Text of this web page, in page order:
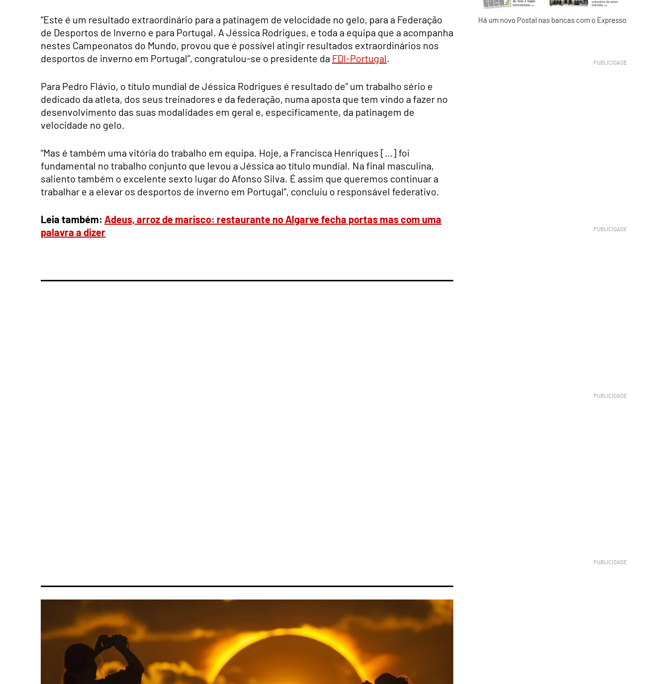
“Este é um resultado extraordinário para a patinagem de velocidade no gelo, para a Federação
de Desportos de Inverno e para Portugal. A Jéssica Rodrigues, e toda a equipa que a acompanha
nestes Campeonatos do Mundo, provou que é possível atingir resultados extraordinários nos
desportos de inverno em Portugal”, congratulou-se o presidente da FDI-Portugal
Para Pedro Flávio, o título mundial de Jéssica Rodrigues é resultado de” um trabalho sério e
dedicado da atleta, dos seus treinadores e da federação, numa aposta que tem vindo a fazer no
desenvolvimento das suas modalidades em geral e, especificamente, da patinagem de
velocidade no gelo.
“Mas é também uma vitória do trabalho em equipa. Hoje, a Francisca Henriques […] foi
fundamental no trabalho conjunto que levou a Jéssica ao título mundial. Na final masculina,
saliento também o excelente sexto lugar do Afonso Silva. É assim que queremos continuar a
trabalhar e a elevar os desportos de inverno em Portugal”, concluiu o responsável federativo.
Leia também: Adeus, arroz de marisco: restaurante no Algarve fecha portas mas com uma
palavra a dizer
Há um novo Postal nas bancas com o Expresso